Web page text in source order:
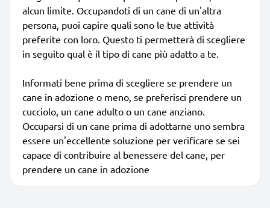
alcun limite. Occupandoti di un cane di un'altra
persona, puoi capire quali sono le tue attività
preferite con loro. Questo ti permetterà di scegliere
in seguito qual è il tipo di cane più adatto a te.
Informati bene prima di scegliere se prendere un
cane in adozione o meno, se preferisci prendere un
cucciolo, un cane adulto o un cane anziano.
Occuparsi di un cane prima di adottarne uno sembra
essere un'eccellente soluzione per verificare se sei
capace di contribuire al benessere del cane, per
prendere un cane in adozione